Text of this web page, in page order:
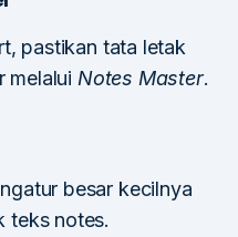
pastikan tata letak
melalui Notes Master.
besar kecilnya
teks notes.